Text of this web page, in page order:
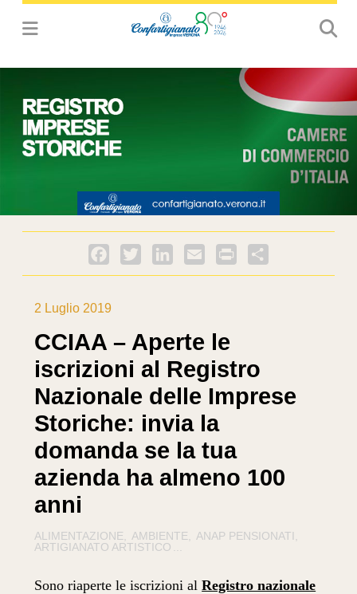
Facebook
Twitter LinkedInEmail PrintFriendly
2 Luglio 2019
CCIAA – Aperte le
iscrizioni al Registro
Nazionale delle Imprese
Storiche: invia la
domanda se la tua
azienda ha almeno 100
anni
ALIMENTAZIONE AMBIENTE
ANAP PENSIONATI
ARTIGIANATO ARTISTICO
Sono riaperte le iscrizioni alRegistro nazionale